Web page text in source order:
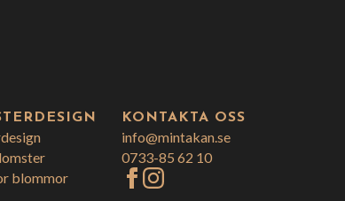
blommor
KONTAKTA OSS
info@mintakan.se
0733-85 62 10